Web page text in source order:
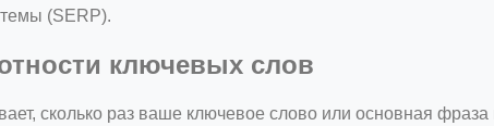
(SERP).
ключевых слов
сколько раз ваше ключевое слово или основная фраза